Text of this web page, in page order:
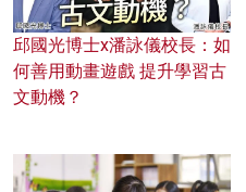
邱國光博士x潘詠儀校長：如
何善用動畫遊戲 提升學習古
文動機？